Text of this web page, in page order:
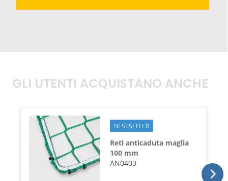
GLI UTENTI ACQUISTANO ANCHE
BESTSELLER
Reti anticaduta maglia
100 mm
AN0403